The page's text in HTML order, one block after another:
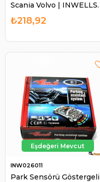
Scania Volvo | INWELLS
018017
₺218,92
Park Sensörü Göstergeli
INW026011